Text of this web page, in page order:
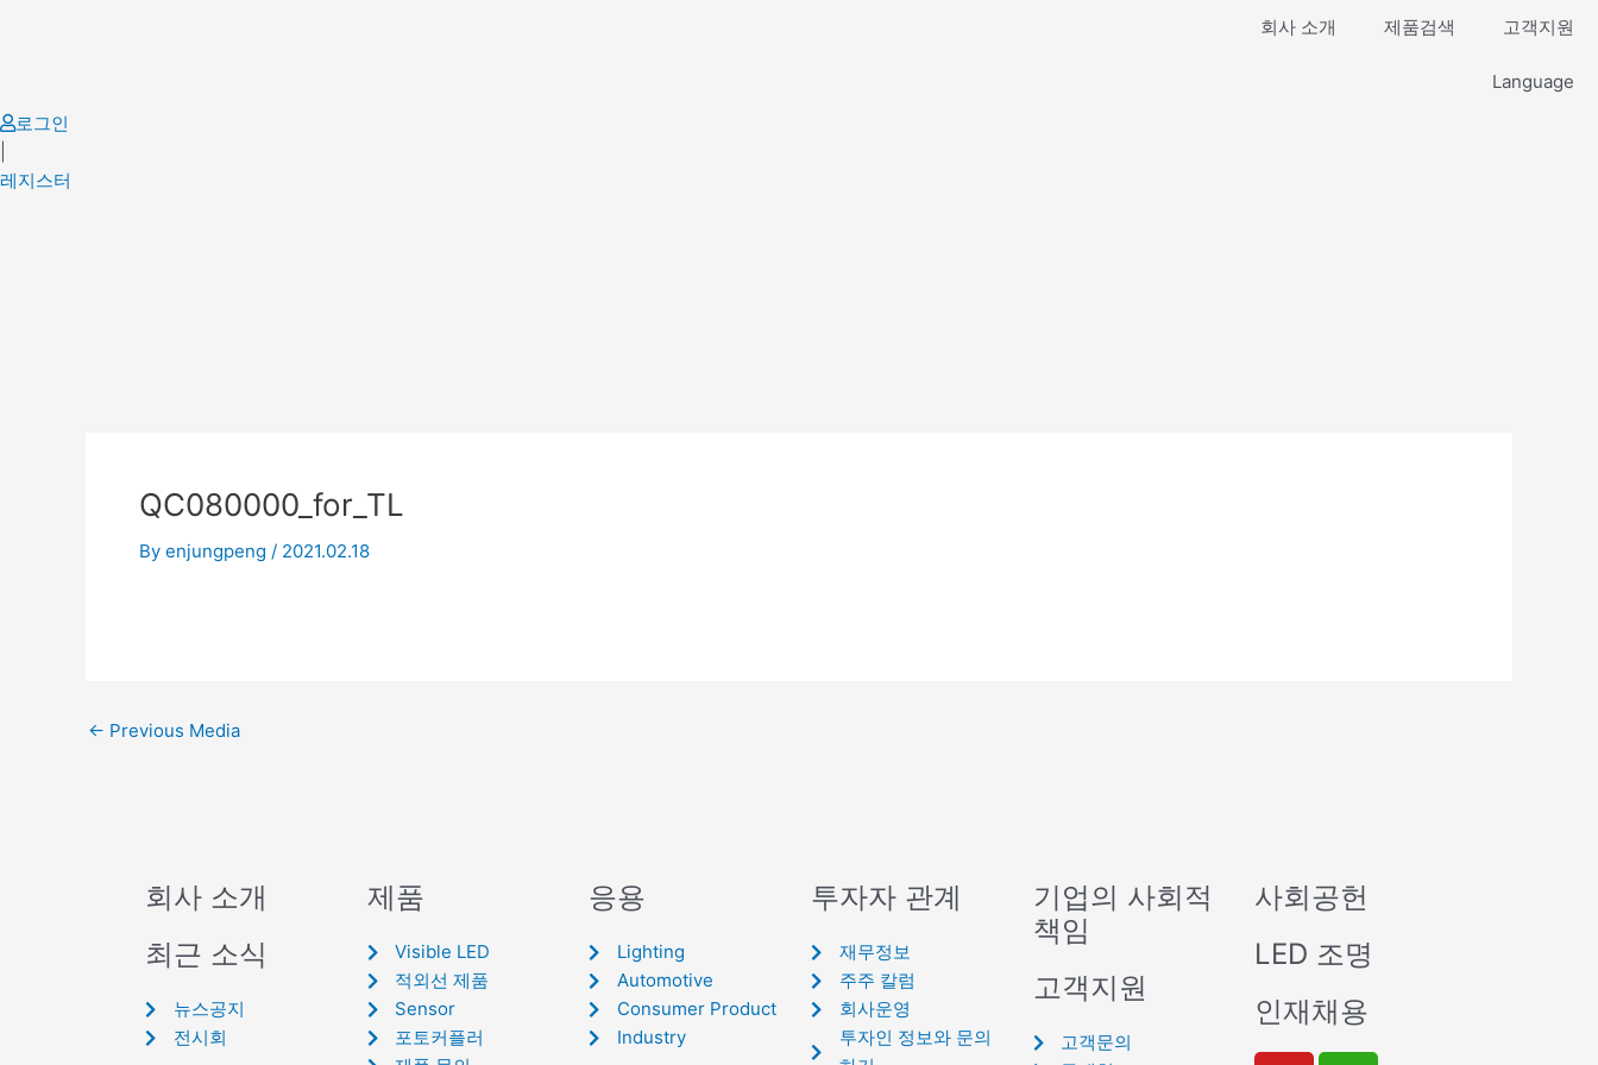
회사 소개 제품검색 고객지원
Language
로그인
레지스터
QC080000_for_TL
By enjungpeng / 2021.02.18
← Previous Media
회사 소개
최근 소식
뉴스공지
전시회
제품
Visible LED
적외선 제품
Sensor
포토커플러
응용
Lighting
Automotive
Consumer Product
Industry
투자자 관계
재무정보
주주 칼럼
회사운영
투자인 정보와 문의
기업의 사회적
책임
고객지원
고객문의
사회공헌
LED 조명
인재채용